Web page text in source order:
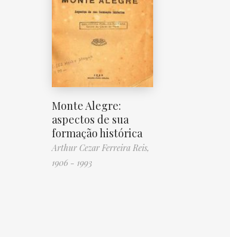
Monte Alegre:
aspectos de sua
formação histórica
Arthur Cezar Ferreira Reis,
1906 - 1993